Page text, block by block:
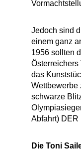
Jedoch sind
einem ganz
1956 sollten
Österreichers
das
Wettbewerbe
schwarze
Abfahrt) DER
Die Toni